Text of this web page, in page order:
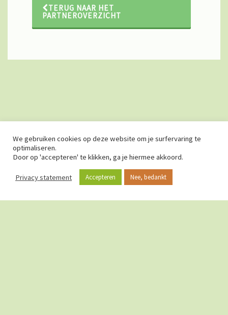
TERUG NAAR HET
PARTNEROVERZICHT
We gebruiken cookies op deze website om je surfervaring te
optimaliseren.
Door op 'accepteren' te klikken, ga je hiermee akkoord.
Privacy statement Accepteren Nee, bedankt